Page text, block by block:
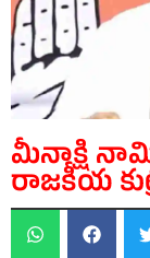
మీనాక్షి
రాజకీయ